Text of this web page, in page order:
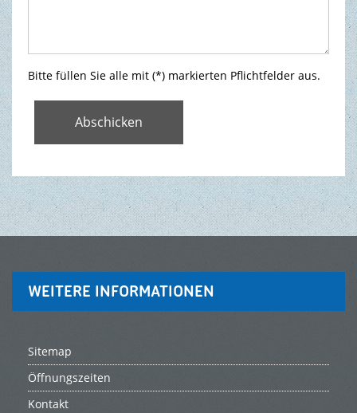
Bitte füllen Sie alle mit (*) markierten Pflichtfelder aus.
Abschicken
WEITERE INFORMATIONEN
Sitemap
Öffnungszeiten
Kontakt